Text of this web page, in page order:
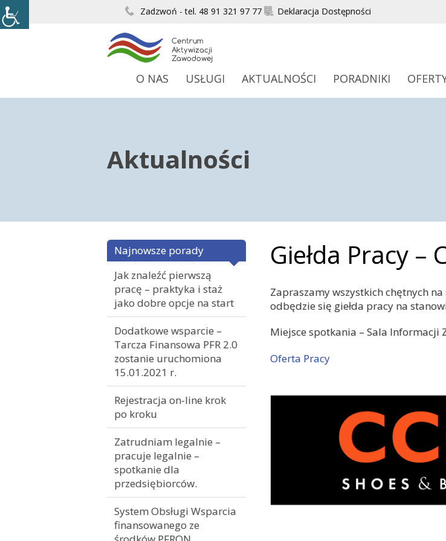
Zadzwoń - tel. 48 91 321 97 77 Deklaracja Dostępności
O NAS USŁUGI AKTUALNOŚCI PORADNIKI
Aktualności
Giełda Pracy –
Zapraszamy wszystkich chętnych
odbędzie się giełda pracy na
Miejsce spotkania – Sala
Oferta Pracy
Najnowsze porady
Jak znaleźć pierwszą
pracę – praktyka i staż
jako dobre opcje na start
Dodatkowe wsparcie –
Tarcza Finansowa PFR 2.0
zostanie uruchomiona
15.01.2021 r.
Rejestracja on-line krok
po kroku
Zatrudniam legalnie –
pracuje legalnie –
spotkanie dla
przedsiębiorców.
System Obsługi Wsparcia
finansowanego ze